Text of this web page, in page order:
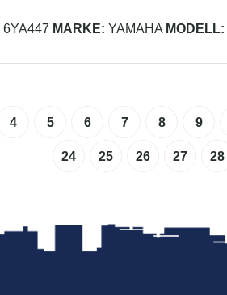
6YA447 MARKE: YAMAHA MODELL:
4 5 6 7 8 9
24 25 26 27 28